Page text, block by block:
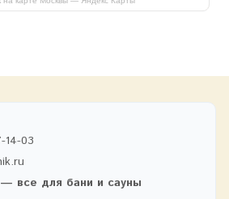
14-03
все для бани и сауны